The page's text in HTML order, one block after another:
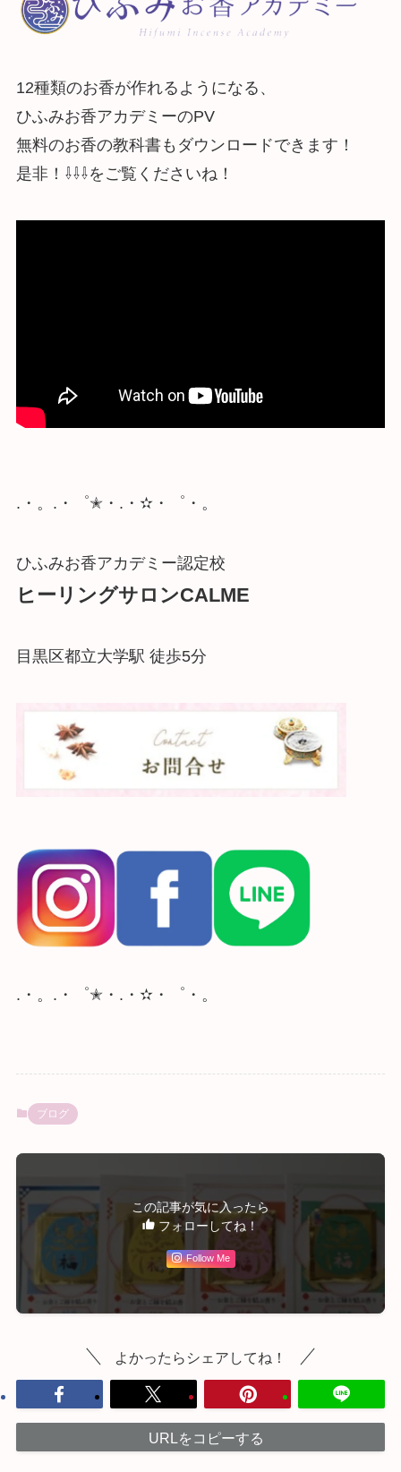
12種類のお香が作れるようになる、
ひふみお香アカデミーのPV
無料のお香の教科書もダウンロードできます！
是非！⇩⇩⇩をご覧くださいね！
.・。.・゜✭・.・✫・゜・。
ひふみお香アカデミー認定校
ヒーリングサロンCALME
目黒区都立大学駅 徒歩5分
.・。.・゜✭・.・✫・゜・。
ブログ
この記事が気に入ったら
フォローしてね！
Follow Me
よかったらシェアしてね！
URLをコピーする